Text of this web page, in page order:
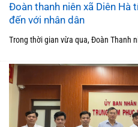
Đoàn thanh niên xã Diên
đến với nhân dân
Trong thời gian vừa qua, Đoàn Thanh